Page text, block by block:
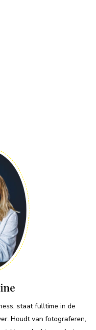
staat fulltime in de
Houdt van fotograferen,